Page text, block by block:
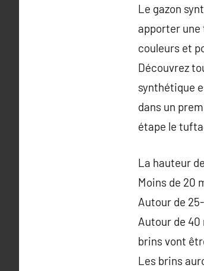
Le gazon
apporter une
couleurs et
Découvrez
synthétique
dans un
étape le
La hauteur
Moins de 20
Autour de
Autour de
brins vont
Les brins